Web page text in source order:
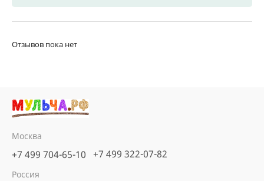
Отзывов пока нет
Москва
+7 499 704-65-10 +7 499 322-07-82
Россия